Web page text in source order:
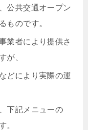
公共交通オープン
ものです。
業者により提供さ
が、
どにより実際の運
下記メニューの
。